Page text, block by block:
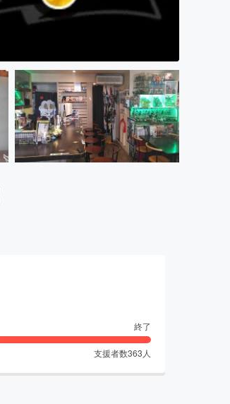
終了
支援者数363 人